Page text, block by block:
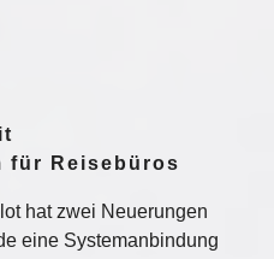
für Reisebüros
hat zwei Neuerungen
eine Systemanbindung